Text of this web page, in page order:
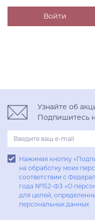
Узнайте об
Подпишитесь
Нажимая кнопку
на обработку моих
соответствии с
года №152-ФЗ «О
для целей,
персональных данных